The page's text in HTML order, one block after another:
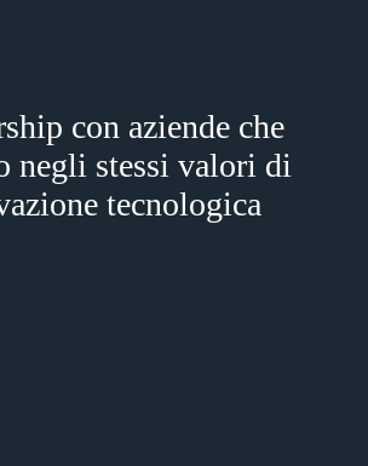
con aziende che
negli stessi valori di
tecnologica